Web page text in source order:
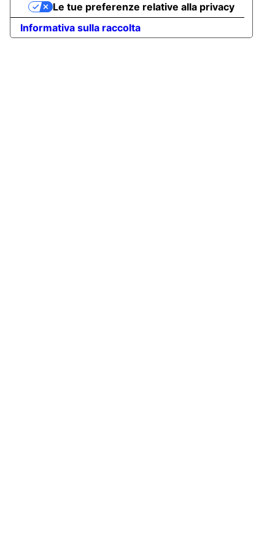
Informativa sulla raccolta
Le tue preferenze relative alla privacy